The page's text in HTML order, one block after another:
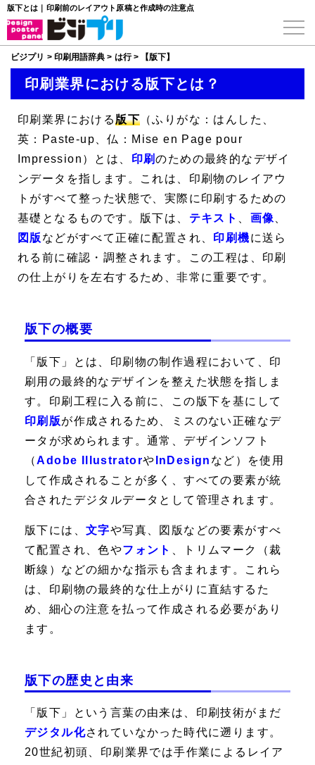
版下とは｜印刷前のレイアウト原稿と作成時の注意点
ビジプリ > 印刷用語辞典 > は行> 【版下】
印刷業界における版下とは？
印刷業界における版下 （ふりがな：はんした、
英：Paste-up、仏：Mise en Page pour
Impression）とは、 印刷のための最終的なデザイ
ンデータを指します。これは、印刷物のレイアウ
トがすべて整った状態で、実際に印刷するための
基礎となるものです。版下は、 テキスト 画像
図版 などがすべて正確に配置され、 印刷機に送ら
れる前に確認・調整されます。この工程は、印刷
の仕上がりを左右するため、非常に重要です。
版下の概要
「版下」とは、印刷物の制作過程において、印
刷用の最終的なデザインを整えた状態を指しま
す。印刷工程に入る前に、この版下を基にして
印刷版が作成されるため、ミスのない正確なデ
ータが求められます。通常、デザインソフト
（Adobe Illustratorや InDesign など）を使用
して作成されることが多く、すべての要素が統
合されたデジタルデータとして管理されます。
版下には、 文字や写真、図版などの要素がすべ
て配置され、色やフォント
、トリムマーク（裁
断線）などの細かな指示も含まれます。これら
は、印刷物の最終的な仕上がりに直結するた
め、細心の注意を払って作成される必要があり
ます。
版下の歴史と由来
「版下」という言葉の由来は、印刷技術がまだ
デジタル化されていなかった時代に遡ります。
20世紀初頭、印刷業界では手作業によるレイア